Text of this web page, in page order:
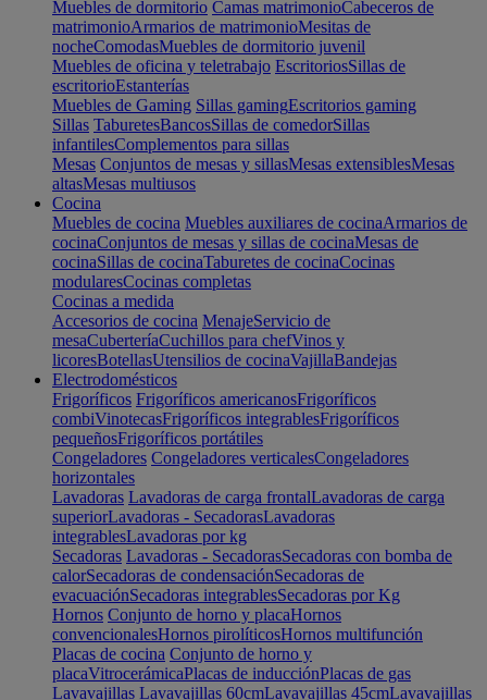
Muebles de dormitorio Camas matrimonioCabeceros de
matrimonioArmarios de matrimonioMesitas de
nocheComodasMuebles de dormitorio juvenil
Muebles de oficina y teletrabajo EscritoriosSillas de
escritorioEstanterías
Muebles de Gaming Sillas gamingEscritorios gaming
Sillas TaburetesBancosSillas de comedorSillas
infantilesComplementos para sillas
Mesas Conjuntos de mesas y sillasMesas extensiblesMesas
altasMesas multiusos
Cocina
Muebles de cocina Muebles auxiliares de cocinaArmarios de
cocinaConjuntos de mesas y sillas de cocinaMesas de
cocinaSillas de cocinaTaburetes de cocinaCocinas
modularesCocinas completas
Cocinas a medida
Accesorios de cocina MenajeServicio de
mesaCuberteríaCuchillos para chefVinos y
licoresBotellasUtensilios de cocinaVajillaBandejas
Electrodomésticos
Frigoríficos Frigoríficos americanosFrigoríficos
combiVinotecasFrigoríficos integrablesFrigoríficos
pequeñosFrigoríficos portátiles
Congeladores Congeladores verticalesCongeladores
horizontales
Lavadoras Lavadoras de carga frontalLavadoras de carga
superiorLavadoras - SecadorasLavadoras
integrablesLavadoras por kg
Secadoras Lavadoras - SecadorasSecadoras con bomba de
calorSecadoras de condensaciónSecadoras de
evacuaciónSecadoras integrablesSecadoras por Kg
Hornos Conjunto de horno y placaHornos
convencionalesHornos pirolíticosHornos multifunción
Placas de cocina Conjunto de horno y
placaVitrocerámicaPlacas de inducciónPlacas de gas
Lavavajillas Lavavajillas 60cmLavavajillas 45cmLavavajillas